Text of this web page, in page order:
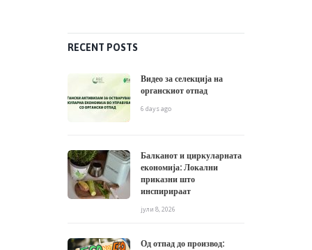
RECENT POSTS
Видео за селекција на
органскиот отпад
6 days ago
Балканот и циркуларната
економија: Локални
приказни што
инспирираат
јули 8, 2026
Од отпад до производ: